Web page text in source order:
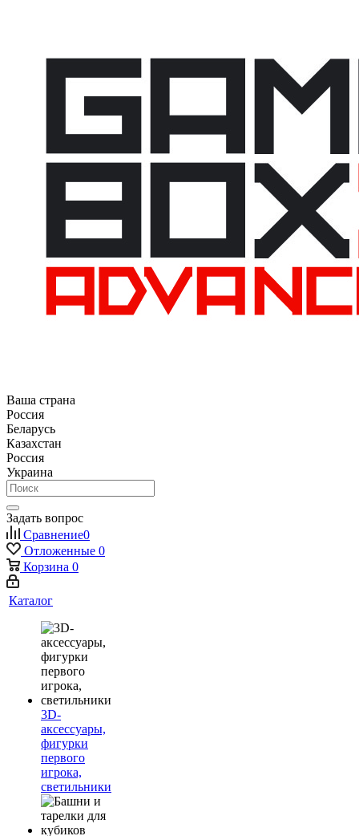
Ваша страна
Россия
Беларусь
Казахстан
Россия
Украина
Задать вопрос
Сравнение0
Отложенные 0
Корзина 0
Каталог
3D-
аксессуары,
фигурки
первого
игрока,
светильники